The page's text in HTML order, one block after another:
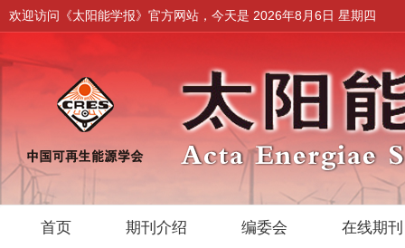
欢迎访问《太阳能学报》官方网站，今天是 2026年8月6日 星期四
首页 期刊介绍 编委会 在线期